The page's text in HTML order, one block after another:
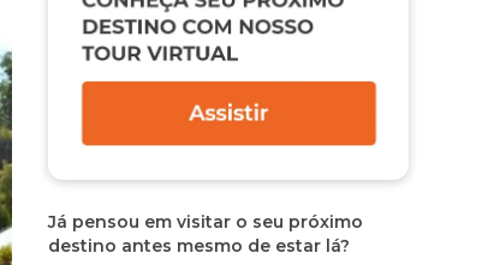
Já pensou em visitar o seu próximo
destino antes mesmo de estar lá?